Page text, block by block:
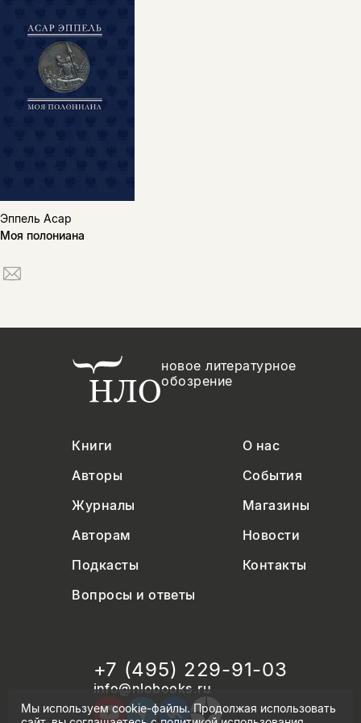
Эппель Асар
Моя полониана
новое литературное
обозрение
Книги
О нас
Авторы
События
Журналы
Магазины
Авторам
Новости
Подкасты
Контакты
Вопросы и ответы
+7 (495) 229-91-03
info@nlobooks.ru
Мы используем cookie-файлы. Продолжая использовать